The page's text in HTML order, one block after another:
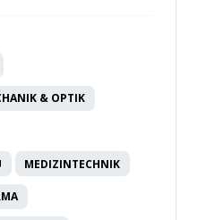
& OPTIK
MEDIZINTECHNIK